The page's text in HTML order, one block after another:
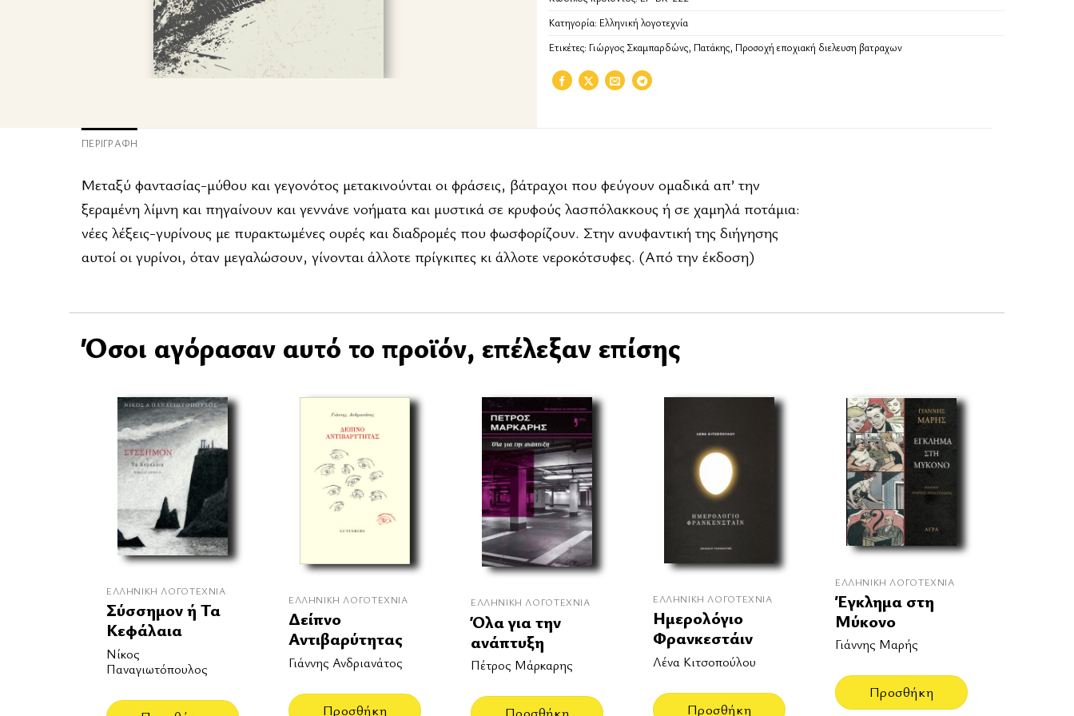
Κατηγορία: Ελληνική λογοτεχνία
Ετικέτες: Γιώργος Σκαμπαρδώνς, Πατάκης, Προσοχή εποχιακή διελευση βατραχων
ΠΕΡΙΓΡΑΦΉ
Μεταξύ φαντασίας-μύθου και γεγονότος μετακινούνται οι φράσεις, βάτραχοι που φεύγουν ομαδικά απ’ την
ξεραμένη λίμνη και πηγαίνουν και γεννάνε νοήματα και μυστικά σε κρυφούς λασπόλακκους ή σε χαμηλά ποτάμια:
νέες λέξεις-γυρίνους με πυρακτωμένες ουρές και διαδρομές που φωσφορίζουν. Στην ανυφαντική της διήγησης
αυτοί οι γυρίνοι, όταν μεγαλώσουν, γίνονται άλλοτε πρίγκιπες κι άλλοτε νεροκότσυφες. (Από την έκδοση)
Όσοι αγόρασαν αυτό το προϊόν, επέλεξαν επίσης
ΕΛΛΗΝΙΚΉ ΛΟΓΟΤΕΧΝΊΑ
Σύσσημον ή Τα
Κεφάλαια
Νίκος
Παναγιωτόπουλος
ΕΛΛΗΝΙΚΉ ΛΟΓΟΤΕΧΝΊΑ
Δείπνο
Αντιβαρύτητας
Γιάννης Ανδριανάτος
Προσθήκη
ΕΛΛΗΝΙΚΉ ΛΟΓΟΤΕΧΝΊΑ
Όλα για την
ανάπτυξη
Πέτρος Μάρκαρης
ΕΛΛΗΝΙΚΉ ΛΟΓΟΤΕΧΝΊΑ
Ημερολόγιο
Φρανκεστάιν
Λένα Κιτσοπούλου
Προσθήκη
ΕΛΛΗΝΙΚΉ ΛΟΓΟΤΕΧΝΊΑ
Έγκλημα στη
Μύκονο
Γιάννης Μαρής
Προσθήκη